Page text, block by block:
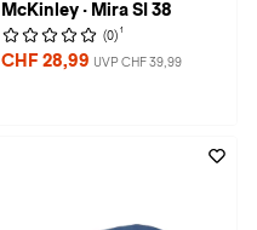
McKinley · Mira SI 38
(0) 1
CHF 28,99 UVP CHF 39,99